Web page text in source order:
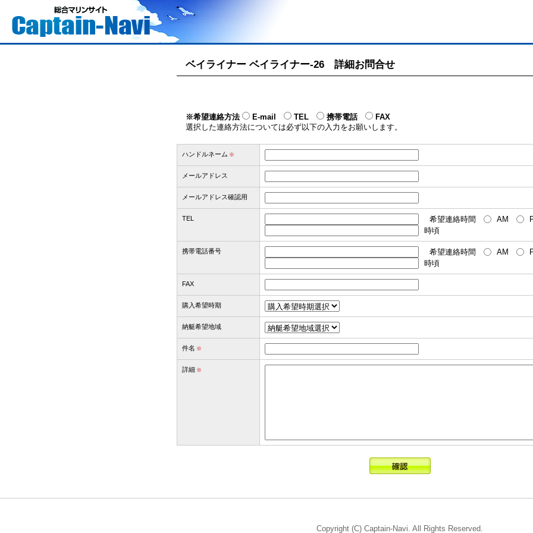
ベイライナー ベイライナー-26 詳細お問合せ
※希望連絡方法 E-mail TEL 携帯電話
FAX
選択した連絡方法については必ず以下の入力をお願いします。
ハンドルネーム ※
メールアドレス
メールアドレス確認用
TEL 希望連絡時間 AM
時頃
携帯電話番号 希望連絡時間 AM
時頃
FAX
購入希望時期
納艇希望地域
件名 ※
詳細 ※
Copyright (C) Captain-Navi. All Rights Reserved.